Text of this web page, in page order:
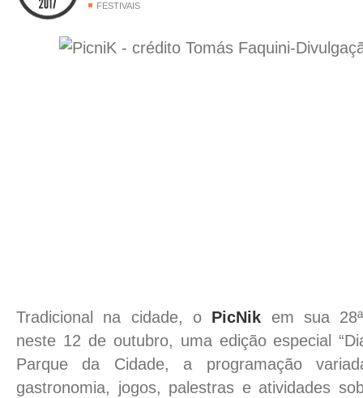
FESTIVAIS
Tradicional na cidade, o PicNik em sua
neste 12 de outubro, uma edição especial
Parque da Cidade, a programação
gastronomia, jogos, palestras e atividades